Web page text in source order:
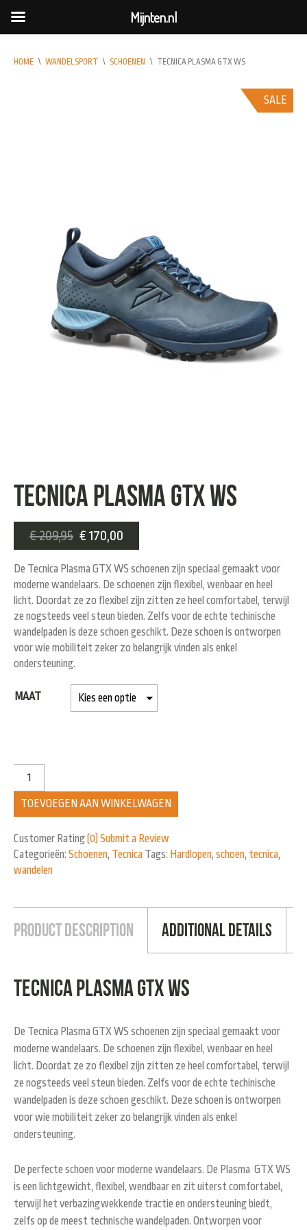
HOME \ WANDELSPORT \ SCHOENEN \ TECNICA PLASMA GTX WS
SALE
Tecnica Plasma GTX WS
€209,95 € 170,00
De Tecnica Plasma GTX WS schoenen zijn speciaal gemaakt voor
moderne wandelaars. De schoenen zijn flexibel, wenbaar en heel
licht. Doordat ze zo flexibel zijn zitten ze heel comfortabel, terwijl
ze nogsteeds veel steun bieden. Zelfs voor de echte techinische
wandelpaden is deze schoen geschikt. Deze schoen is ontworpen
voor wie mobiliteit zeker zo belangrijk vinden als enkel
ondersteuning.
MAAT
TOEVOEGEN AAN WINKELWAGEN
Customer Rating(0) Submit a Review
Categorieën: Schoenen, Tecnica Tags: Hardlopen, schoen, tecnica,
wandelen
Product Description Additional Details
Tecnica Plasma GTX WS
De Tecnica Plasma GTX WS schoenen zijn speciaal gemaakt voor
moderne wandelaars. De schoenen zijn flexibel, wenbaar en heel
licht. Doordat ze zo flexibel zijn zitten ze heel comfortabel, terwijl
ze nogsteeds veel steun bieden. Zelfs voor de echte techinische
wandelpaden is deze schoen geschikt. Deze schoen is ontworpen
voor wie mobiliteit zeker zo belangrijk vinden als enkel
ondersteuning.
De perfecte schoen voor moderne wandelaars. De Plasma GTX WS
is een lichtgewicht, flexibel, wendbaar en zit uiterst comfortabel,
terwijl het verbazingwekkende tractie en ondersteuning biedt,
zelfs op de meest technische wandelpaden. Ontworpen voor
Mijnten.nl